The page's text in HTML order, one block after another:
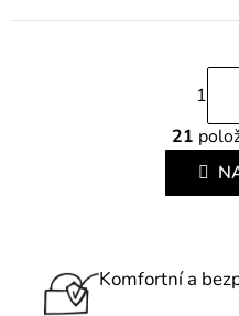
1
21
Komfortní a